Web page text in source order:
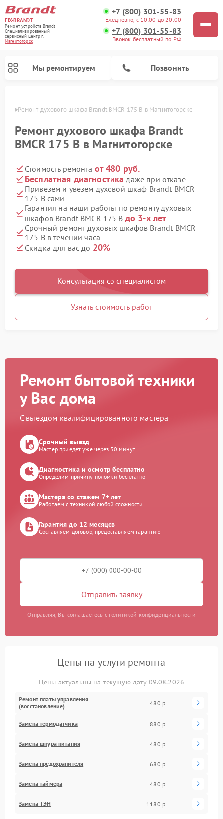
FIX-BRANDT
Ремонт устройств Brandt
Специализированный
cервисный центр г.
Магнитогорск
+7 (800) 301-55-83
Ежедневно, с 10:00 до 20:00
+7 (800) 301-55-83
Звонок бесплатный по РФ
Мы ремонтируем Позвонить
Ремонт духового шкафа Brandt BMCR 175 B в Магнитогорске
Ремонт духового шкафа Brandt
BMCR 175 B в Магнитогорске
Стоимость ремонта от 480 руб.
Бесплатная диагностика даже при отказе
Привезем и увезем духовой шкаф Brandt BMCR
175 B сами
Гарантия на наши работы по ремонту духовых
шкафов Brandt BMCR 175 B до 3-х лет
Срочный ремонт духовых шкафов Brandt BMCR
175 B в течении часа
Скидка для вас до 20%
Консультация со специалистом
Узнать стоимость работ
Ремонт бытовой техники
у Вас дома
С выездом квалифицированного мастера
Срочный выезд
Мастер приедет уже через 30 минут
Диагностика и осмотр бесплатно
Определим причину поломки бесплатно
Мастера со стажем 7+ лет
Работаем с техникой любой сложности
Гарантия до 12 месяцев
Составляем договор, предоставляем гарантию
Отправить заявку
Отправляя, Вы соглашаетесь с политикой конфиденциальности
Цены на услуги ремонта
Цены актуальны на текущую дату 09.08.2026
Ремонт платы управления
(восстановление)
480 р
Замена термодатчика 880 р
Замена шнура питания 480 р
Замена предохранителя 680 р
Замена таймера 480 р
Замена ТЭН 1180 р